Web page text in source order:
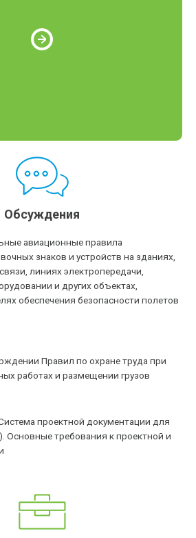
Обсуждения
авиационные правила
знаков и устройств на зданиях,
линиях электропередачи,
и других объектах,
обеспечения безопасности полетов
Правил по охране труда при
работах и размещении грузов
проектной документации для
Основные требования к проектной и